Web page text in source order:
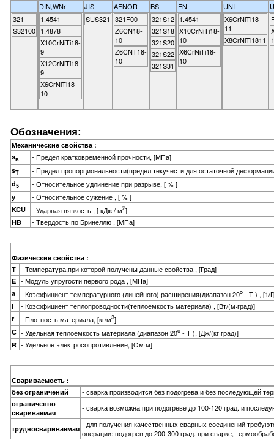
-
DIN,WNr JIS AFNOR BS EN UNI
321
S32100
1.4541
1.4878
X10CrNiTi18-
9
X12CrNiTi18-
9
X6CrNiTi18-
10
SUS321
321F00
Z6CN18-
10
Z6CNT18-
10
321S12
321S18
321S20
321S22
321S31
1.4541
X10CrNiTi18-
10
X6CrNiTi18-
10
X6CrNiTi18-
11
X8CrNiTi1811
Обозначения:
Механические свойства :
sв - Предел кратковременной прочности, [МПа]
sT - Предел пропорциональности(предел текучести для остаточной
d5 - Относительное удлинение при разрыве, [ % ]
y - Относительное сужение , [ % ]
KCU - Ударная вязкость , [ кДж / м2]
HB - Твердость по Бринеллю , [МПа]
Физические свойства :
T - Температура,при которой получены данные свойства , [Град]
E - Модуль упругости первого рода , [МПа]
a - Коэффициент температурного (линейного) расширения(диапазон 20o - T ) , [1/
l - Коэффициент теплопроводности(теплоемкость материала) , [Вт/(м·град)]
r - Плотность материала, [кг/м3]
C - Удельная теплоемкость материала (диапазон 20o - T ), [Дж/(кг·град)]
R - Удельное электросопротивление, [Ом·м]
Свариваемость :
без ограничений
- сварка производится без подогрева и без последующей
ограниченно
свариваемая
- сварка возможна при подогреве до 100-120 град. и
трудносвариваемая - для получения качественных сварных соединений
операции: подогрев до 200-300 град. при сварке,